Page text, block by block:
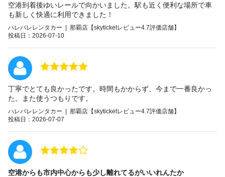
空港到着後ゆいレールで向かいました。駅も近く便利な場所で車
も新しく快適に利用できました！
ハレバレレンタカー | 那覇店【skyticketレビュー4.7評価店舗】
投稿日：2026-07-10
丁寧でとても良かったです。時間もかからず、今まで一番良かっ
た。また使うつもりです。
ハレバレレンタカー | 那覇店【skyticketレビュー4.7評価店舗】
投稿日：2026-07-07
空港からも市内中心からも少し離れてるがいいれんたか